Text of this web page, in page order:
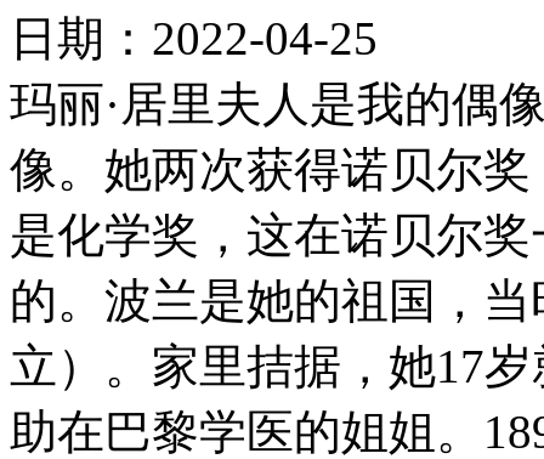
日期：2022-04-25
玛丽·居里夫人是我的偶
像。她两次获得诺贝尔
是化学奖，这在诺贝尔
的。波兰是她的祖国，
立）。家里拮据，她17
助在巴黎学医的姐姐。